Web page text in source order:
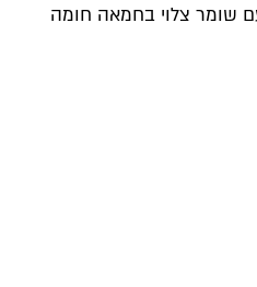
שקלים); ניוקי תפוחי אדמה ברוטב יוגורט עם שומר צלוי בחמאה חומה